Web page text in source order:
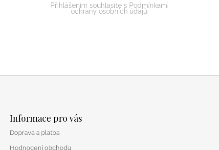
Přihlášením souhlasíte s Podmínkami
ochrany osobních údajů.
Informace pro vás
Doprava a platba
Hodnocení obchodu